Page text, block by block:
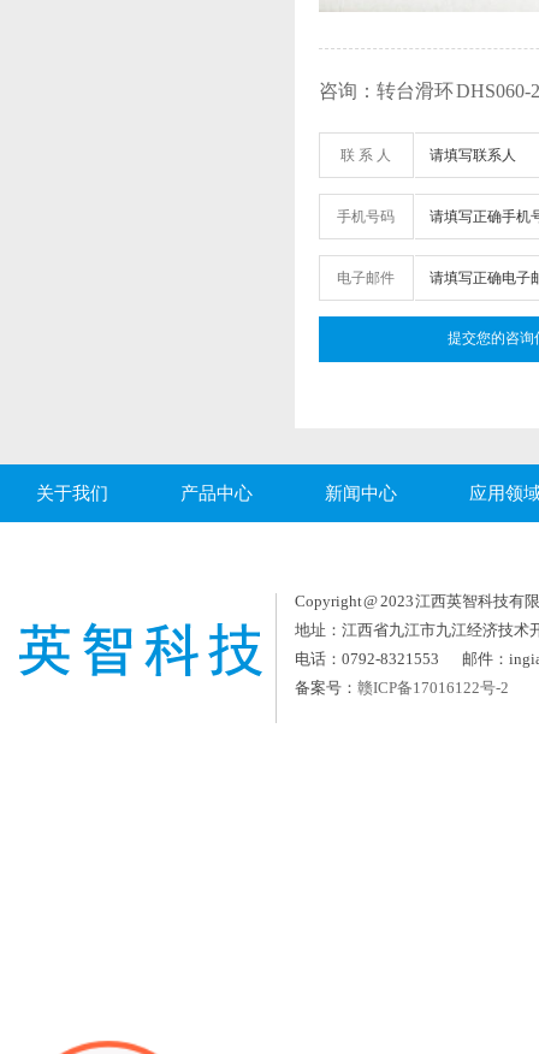
咨询：转台滑环 DHS060-
联 系 人
手机号码
电子邮件
关于我们 产品中心 新闻中心 应用领
Copyright @ 2023 江西英智科技有
地址：江西省九江市九江经济技术
电话：0792-8321553 邮件：
备案号： 赣ICP备17016122号-2